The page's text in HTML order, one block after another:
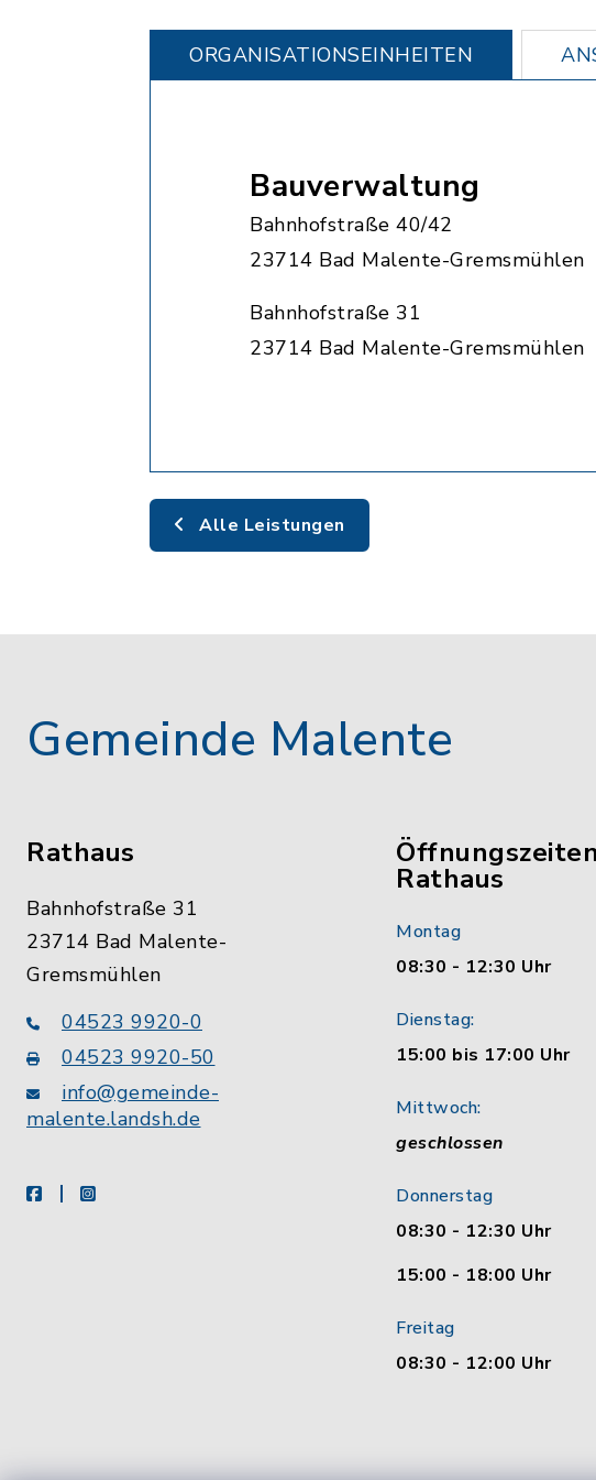
ORGANISATIONS­EINHEITEN
Bauverwaltung
Bahnhofstraße 40/42
23714 Bad Malente-Gremsmühlen
Bahnhofstraße 31
23714 Bad Malente-Gremsmühlen
Alle Leistungen
Gemeinde Malente
Rathaus
Bahnhofstraße 31
23714 Bad Malente-
Gremsmühlen
04523 9920-0
04523 9920-50
info@gemeinde-
malente.landsh.de
facebookinstagram
Öffnungszeiten
Rathaus
Montag
08:30 - 12:30 Uhr
Dienstag:
15:00 bis 17:00 Uhr
Mittwoch:
geschlossen
Donnerstag
08:30 - 12:30 Uhr
15:00 - 18:00 Uhr
Freitag
08:30 - 12:00 Uhr